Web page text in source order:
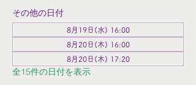
その他の日付
8月19日(水) 16:00
8月20日(木) 16:00
8月20日(木) 17:20
全15件の日付を表示